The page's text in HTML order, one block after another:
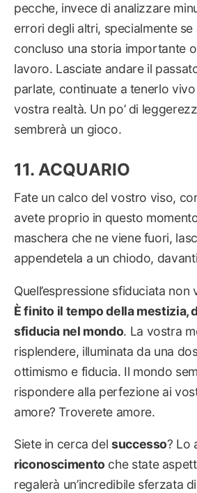
pecche, invece di analizzare
errori degli altri, specialmente
concluso una storia importante
lavoro. Lasciate andare il
parlate, continuate a tenerlo
vostra realtà. Un po’ di
sembrerà un gioco.
ACQUARIO
Fate un calco del vostro viso,
avete proprio in questo
maschera che ne viene fuori,
appendetela a un chiodo,
Quell’espressione sfiduciata
È finito il tempo della mestizia,
sfiducia nel mondo. La vostra
risplendere, illuminata da una
ottimismo e fiducia. Il mondo
rispondere alla perfezione ai
amore? Troverete amore.
Siete in cerca del successo? Lo
riconoscimento che state
regalerà un’incredibile sferzata